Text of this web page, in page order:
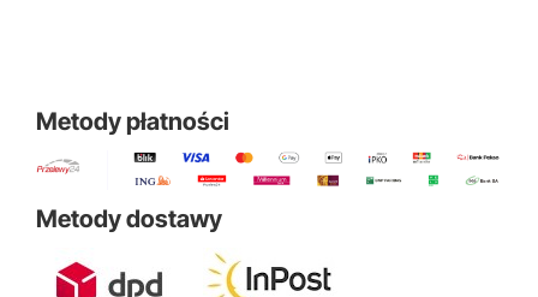
Metody płatności
Metody dostawy